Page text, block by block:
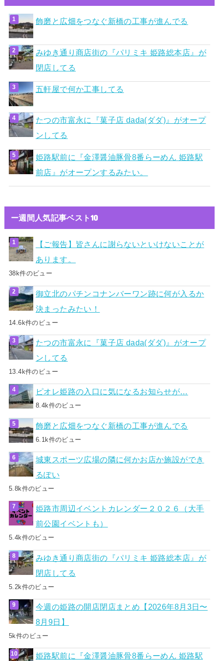
飾磨と広畑をつなぐ新橋の工事が進んでる
みゆき通り商店街の『パリミキ 姫路総本店』が
閉店してる
五軒屋で何か工事してる
たつの市富永に『菓子店 dada(ダダ)』がオープ
ンしてる
姫路駅前に『金澤醤油豚骨8番らーめん 姫路駅
前店』がオープンするみたい。
ー週間人気記事ベスト10
【ご報告】皆さんに謝らないといけないことが
あります。
38k件のビュー
御立北のパチンコナンバーワン跡に何が入るか
決まったみたい！
14.6k件のビュー
たつの市富永に『菓子店 dada(ダダ)』がオープ
ンしてる
13.4k件のビュー
ピオレ姫路の入口に気になるお知らせが…
8.4k件のビュー
飾磨と広畑をつなぐ新橋の工事が進んでる
6.1k件のビュー
城東スポーツ広場の隣に何かお店か施設ができ
るぽい
5.8k件のビュー
姫路市周辺イベントカレンダー２０２６（大手
前公園イベントも）
5.4k件のビュー
みゆき通り商店街の『パリミキ 姫路総本店』が
閉店してる
5.2k件のビュー
今週の姫路の開店閉店まとめ【2026年8月3日〜
8月9日】
5k件のビュー
姫路駅前に『金澤醤油豚骨8番らーめん 姫路駅